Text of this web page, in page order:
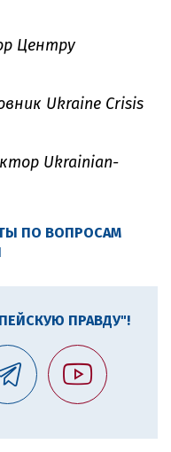
Центру
Ukraine Crisis
Ukrainian-
ПО ВОПРОСАМ
ПРАВДУ"!